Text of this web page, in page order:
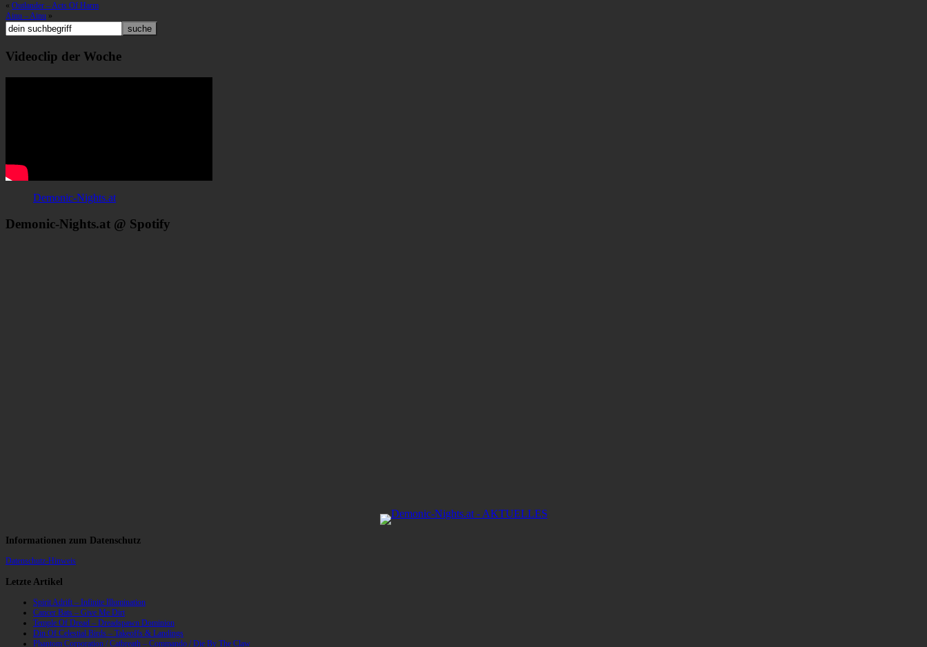
« Outlander – Acts Of Harm
Ainu – Ainu »
Videoclip der Woche
Demonic-Nights.at
Demonic-Nights.at @ Spotify
Informationen zum Datenschutz
Datenschutz-Hinweis
Letzte Artikel
Spirit Adrift – Infinite Illumination
Cancer Bats – Give Me Dirt
Temple Of Dread – Dreadspawn Dominion
Din Of Celestial Birds – Takeoffs & Landings
Phantom Corporation / Catbreath – Commando / Die By The Claw